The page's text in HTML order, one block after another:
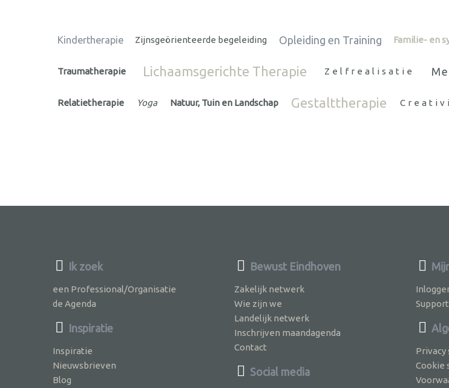
Kindertherapie Zijnsgeörienteerde begeleiding Opleiding en Training Familie- en
Traumatherapie Lichaamsgerichte Therapie Zelfrealisatie
Relatietherapie Yoga Natuur, Tuin en Landschap Gestalttherapie
Ik zoek
een Professional/Organisatie
de Agenda
Inspiratie
Inspiratie
Nieuwsbrieven
Blog
Bewust Eindhoven
Zakelijk netwerk
Wie zijn we
Landelijk netwerk
Inschrijven maandagenda
Contact
Social media
Cookie